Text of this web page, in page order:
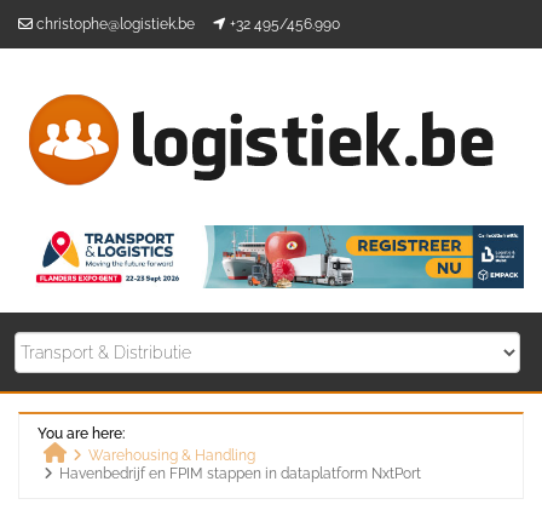
christophe@logistiek.be +32 495/456.990
You are here:
Home
Warehousing & Handling
Havenbedrijf en FPIM stappen in dataplatform NxtPort